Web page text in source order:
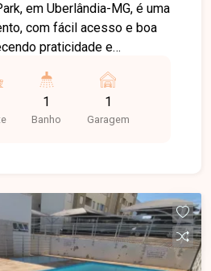
em Uberlândia-MG, é uma
com fácil acesso e boa
praticidade e
banheiros bem
cozinha americana
serviço separada, 1 vaga
playground. Entre em
Imóveis para mais
sua visita.
1
Banho
1
Garagem